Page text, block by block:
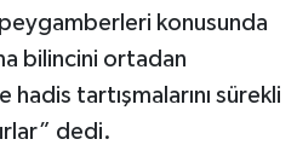
konusunda
bilincini ortadan
hadis tartışmalarını sürekli
dedi.